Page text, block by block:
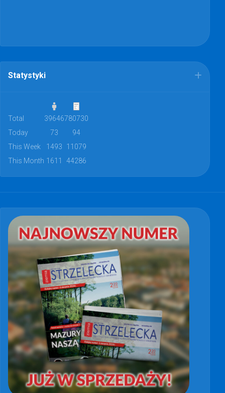
Statystyki
Total 39646780730
Today
73
94
This Week
1493
11079
This Month 1611 44286